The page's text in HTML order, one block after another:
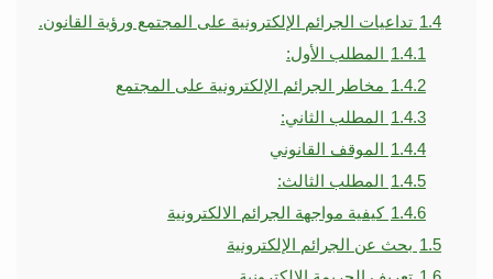
1.4 تداعيات الجرائم الإلكترونية على المجتمع ورؤية القانون.
1.4.1 المطلب الأول:
1.4.2 مخاطر الجرائم الإلكترونية على المجتمع
1.4.3 المطلب الثاني:
1.4.4 الموقف القانوني
1.4.5 المطلب الثالث:
1.4.6 كيفية مواجهة الجرائم الالكترونية
1.5 بحث عن الجرائم الإلكترونية